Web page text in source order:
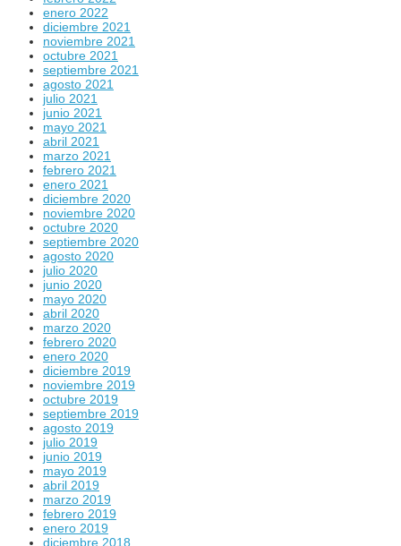
enero 2022
diciembre 2021
noviembre 2021
octubre 2021
septiembre 2021
agosto 2021
julio 2021
junio 2021
mayo 2021
abril 2021
marzo 2021
febrero 2021
enero 2021
diciembre 2020
noviembre 2020
octubre 2020
septiembre 2020
agosto 2020
julio 2020
junio 2020
mayo 2020
abril 2020
marzo 2020
febrero 2020
enero 2020
diciembre 2019
noviembre 2019
octubre 2019
septiembre 2019
agosto 2019
julio 2019
junio 2019
mayo 2019
abril 2019
marzo 2019
febrero 2019
enero 2019
diciembre 2018